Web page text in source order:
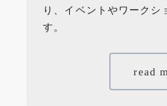
り、イベントやワークシ
す。
read